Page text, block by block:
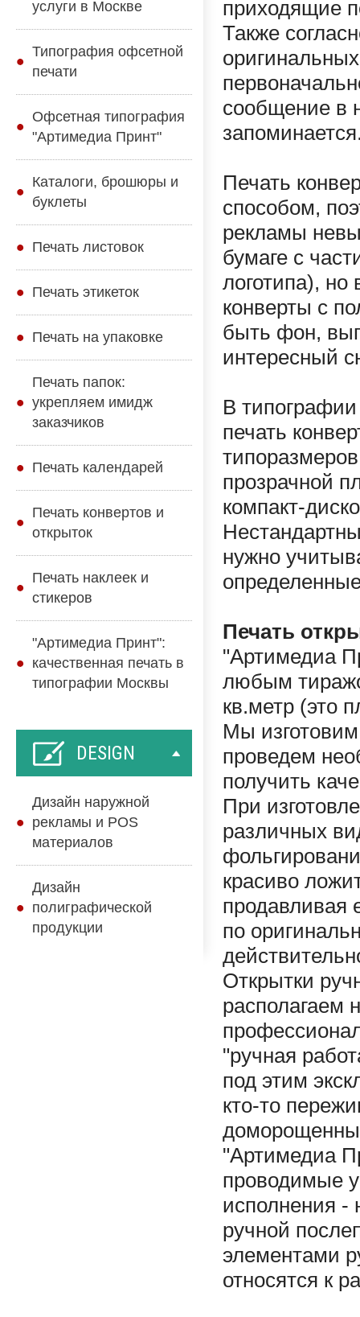
услуги в Москве
Типография офсетной
печати
Офсетная типография
"Артимедиа Принт"
Каталоги, брошюры и
буклеты
Печать листовок
Печать этикеток
Печать на упаковке
Печать папок:
укрепляем имидж
заказчиков
Печать календарей
Печать конвертов и
открыток
Печать наклеек и
стикеров
"Артимедиа Принт":
качественная печать в
типографии Москвы
DESIGN
Дизайн наружной
рекламы и POS
материалов
Дизайн
полиграфической
продукции
приходящие
Также
сообщение в
Печать
способом,
рекламы
бумаге с
логотипа),
конверты с
быть фон,
интересный
В
печать
прозрачной
компакт-
нужно
Печать
"Артимедиа
любым
кв.метр (это
Мы
проведем
получить
При
различных
красиво
продавливая
по
Открытки
располагаем
"ручная
под этим
кто-то
"Артимедиа
проводимые
исполнения -
ручной
элементами
относятся к